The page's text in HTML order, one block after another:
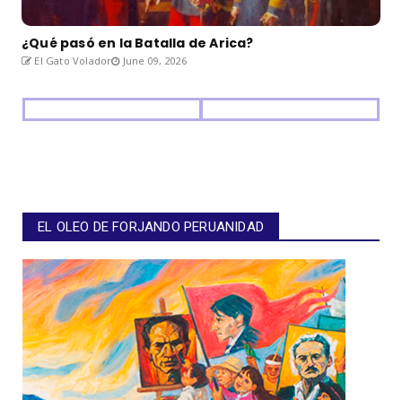
¿Qué pasó en la Batalla de Arica?
El Gato Volador June 09, 2026
EL OLEO DE FORJANDO PERUANIDAD